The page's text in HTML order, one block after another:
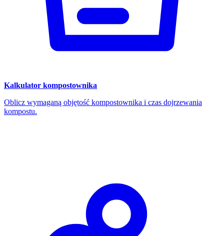
Kalkulator kompostownika
Oblicz wymaganą objętość kompostownika i czas dojrzewania
kompostu.